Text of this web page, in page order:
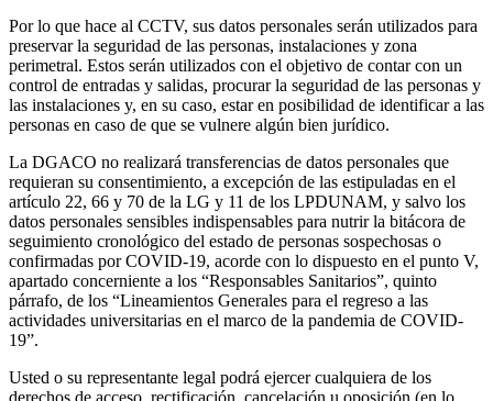
Por lo que hace al CCTV, sus datos personales serán utilizados para
preservar la seguridad de las personas, instalaciones y zona
perimetral. Estos serán utilizados con el objetivo de contar con un
control de entradas y salidas, procurar la seguridad de las personas y
las instalaciones y, en su caso, estar en posibilidad de identificar a las
personas en caso de que se vulnere algún bien jurídico.
La DGACO no realizará transferencias de datos personales que
requieran su consentimiento, a excepción de las estipuladas en el
artículo 22, 66 y 70 de la LG y 11 de los LPDUNAM, y salvo los
datos personales sensibles indispensables para nutrir la bitácora de
seguimiento cronológico del estado de personas sospechosas o
confirmadas por COVID-19, acorde con lo dispuesto en el punto V,
apartado concerniente a los “Responsables Sanitarios”, quinto
párrafo, de los “Lineamientos Generales para el regreso a las
actividades universitarias en el marco de la pandemia de COVID-
19”.
Usted o su representante legal podrá ejercer cualquiera de los